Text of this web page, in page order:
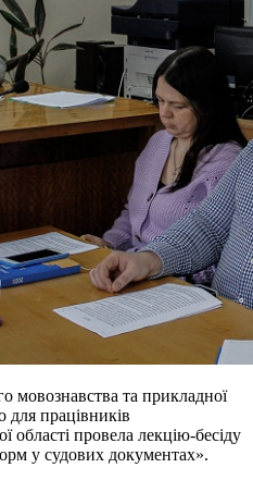
мовознавства та прикладної
для працівників
області провела лекцію-бесіду
у судових документах».